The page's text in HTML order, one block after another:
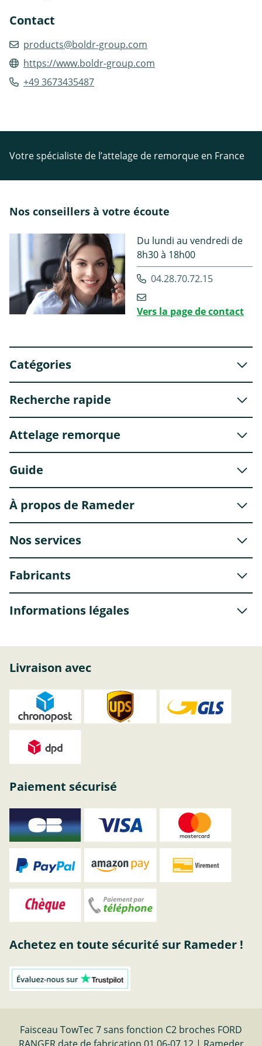
Contact
products@boldr-group.com
https://www.boldr-group.com
+49 3673435487
Votre spécialiste de l’attelage de remorque en France
Nos conseillers à votre écoute
Du lundi au vendredi de
8h30 à 18h00
04.28.70.72.15
Vers la page de contact
Catégories
Recherche rapide
Attelage remorque
Guide
À propos de Rameder
Nos services
Fabricants
Informations légales
Livraison avec
Paiement sécurisé
Achetez en toute sécurité sur Rameder !
Faisceau TowTec 7 sans fonction C2 broches FORD